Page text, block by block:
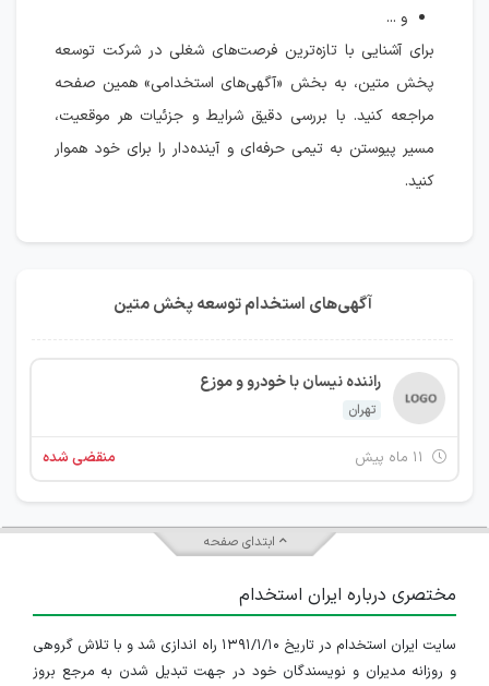
و ...
برای آشنایی با تازه‌ترین فرصت‌های شغلی در شرکت توسعه
پخش متین، به بخش «آگهی‌های استخدامی» همین صفحه
مراجعه کنید. با بررسی دقیق شرایط و جزئیات هر موقعیت،
مسیر پیوستن به تیمی حرفه‌ای و آینده‌دار را برای خود هموار
کنید.
آگهی‌های استخدام توسعه پخش متین
راننده نیسان با خودرو و موزع
تهران
منقضی شده
ابتدای صفحه
مختصری درباره ایران استخدام
سایت ایران استخدام در تاریخ ۱۳۹۱/۱/۱۰ راه اندازی شد و با تلاش گروهی
و روزانه مدیران و نویسندگان خود در جهت تبدیل شدن به مرجع بروز